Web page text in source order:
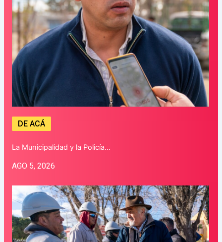
DE ACÁ
La Municipalidad y la Policía…
AGO 5, 2026